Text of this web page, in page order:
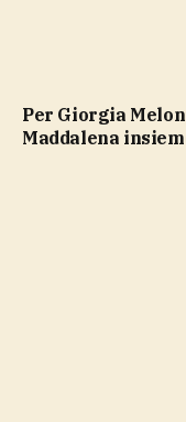
Per Giorgia Meloni qualche giorno di vacanza alla
Maddalena